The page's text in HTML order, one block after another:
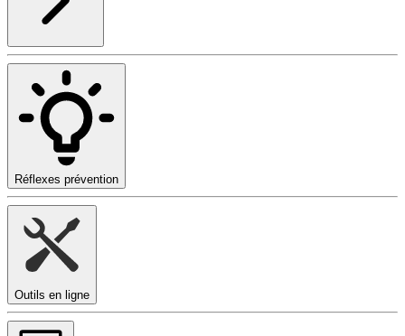
Réflexes prévention
Outils en ligne